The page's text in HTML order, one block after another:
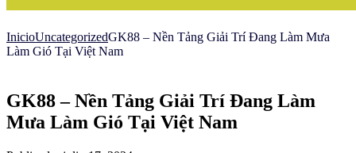
InicioUncategorizedGK88 – Nền Tảng Giải Trí Đang Làm Mưa
Làm Gió Tại Việt Nam
GK88 – Nền Tảng Giải Trí Đang Làm
Mưa Làm Gió Tại Việt Nam